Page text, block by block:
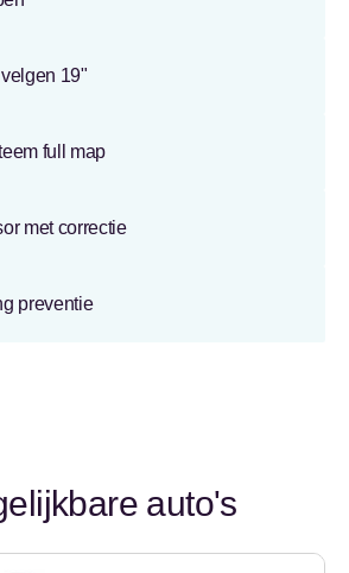
19"
full map
met correctie
preventie
auto's